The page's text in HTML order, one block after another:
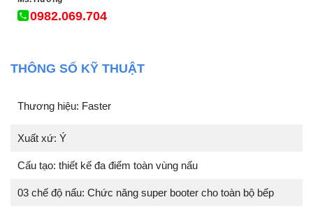
0982.069.704
THÔNG SỐ KỸ THUẬT
Thương hiệu: Faster
Xuất xứ: Ý
Cấu tạo: thiết kế đa điểm toàn vùng nấu
03 chế độ nấu: Chức năng super booter cho toàn bộ bếp